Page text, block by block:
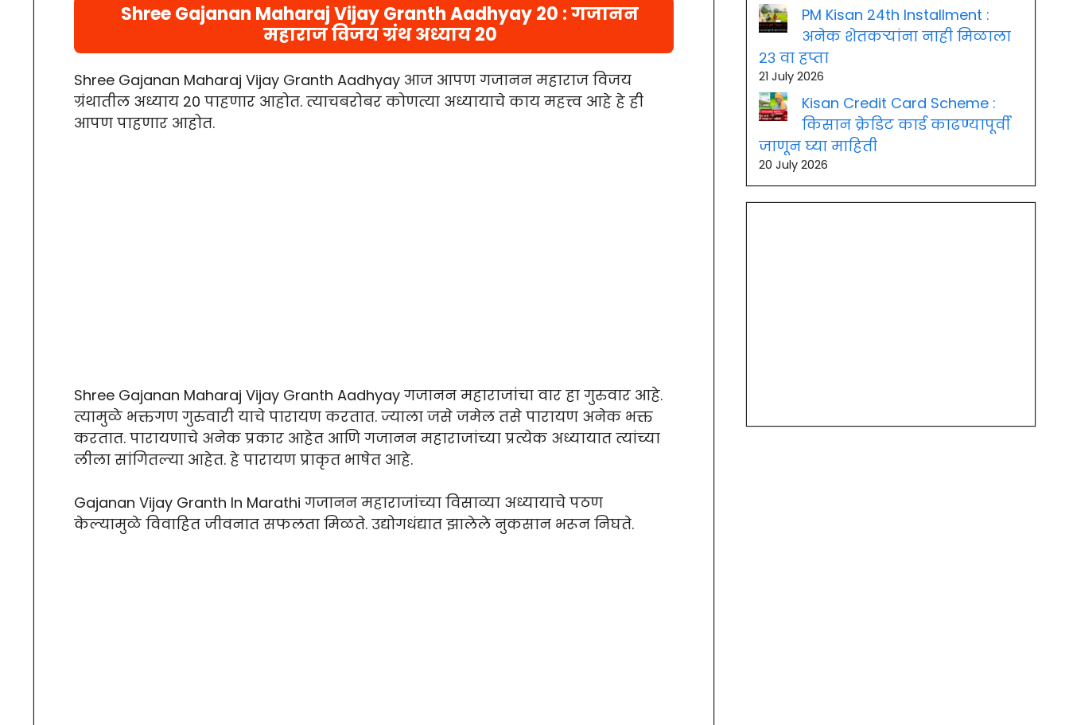
Shree Gajanan Maharaj Vijay Granth Aadhyay 20 : गजानन
महाराज विजय ग्रंथ अध्याय 20
Shree Gajanan Maharaj Vijay Granth Aadhyay आज आपण गजानन महाराज विजय
ग्रंथातील अध्याय 20 पाहणार आहोत. त्याचबरोबर कोणत्या अध्यायाचे काय महत्त्व आहे हे ही
आपण पाहणार आहोत.
Shree Gajanan Maharaj Vijay Granth Aadhyay गजानन महाराजांचा वार हा गुरुवार आहे.
त्यामुळे भक्तगण गुरुवारी याचे पारायण करतात. ज्याला जसे जमेल तसे पारायण अनेक भक्त
करतात. पारायणाचे अनेक प्रकार आहेत आणि गजानन महाराजांच्या प्रत्येक अध्यायात त्यांच्या
लीला सांगितल्या आहेत. हे पारायण प्राकृत भाषेत आहे.
Gajanan Vijay Granth In Marathi गजानन महाराजांच्या विसाव्या अध्यायाचे पठण
केल्यामुळे विवाहित जीवनात सफलता मिळते. उद्योगधंद्यात झालेले नुकसान भरून निघते.
PM Kisan 24th Installment :
अनेक शेतकऱ्यांना नाही मिळाला
२३ वा हप्ता
21 July 2026
Kisan Credit Card Scheme :
किसान क्रेडिट कार्ड काढण्यापूर्वी
जाणून घ्या माहिती
20 July 2026